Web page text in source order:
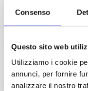
Consenso
Questo sito web
Utilizziamo i cookie
annunci, per fornire
analizzare il nostro
crociera porta vantaggi
disponibilità
Visita il portale per